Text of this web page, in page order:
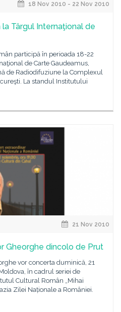
18 Nov 2010 - 22 Nov 2010
Târgul Internaţional de
participă în perioada 18-22
de Carte Gaudeamus,
de Radiodifuziune la Complexul
La standul Institutului
21 Nov 2010
Gheorghe dincolo de Prut
vor concerta duminică, 21
în cadrul seriei de
Cultural Român „Mihai
Zilei Naționale a României.